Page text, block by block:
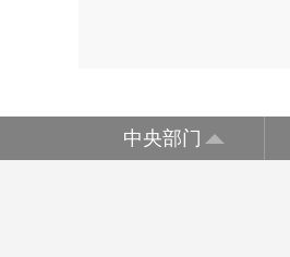
中央部门